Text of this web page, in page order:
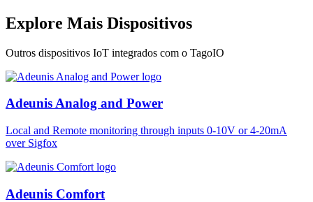
Explore Mais Dispositivos
Outros dispositivos IoT integrados com o TagoIO
Adeunis Analog and Power
Local and Remote monitoring through inputs 0-10V or 4-20mA
over Sigfox
Adeunis Comfort